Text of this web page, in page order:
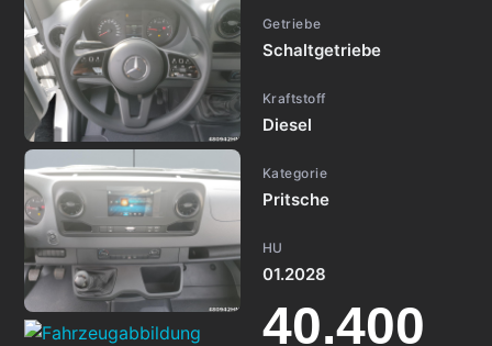
Getriebe
Schaltgetriebe
Kraftstoff
Diesel
Kategorie
Pritsche
HU
01.2028
40.400